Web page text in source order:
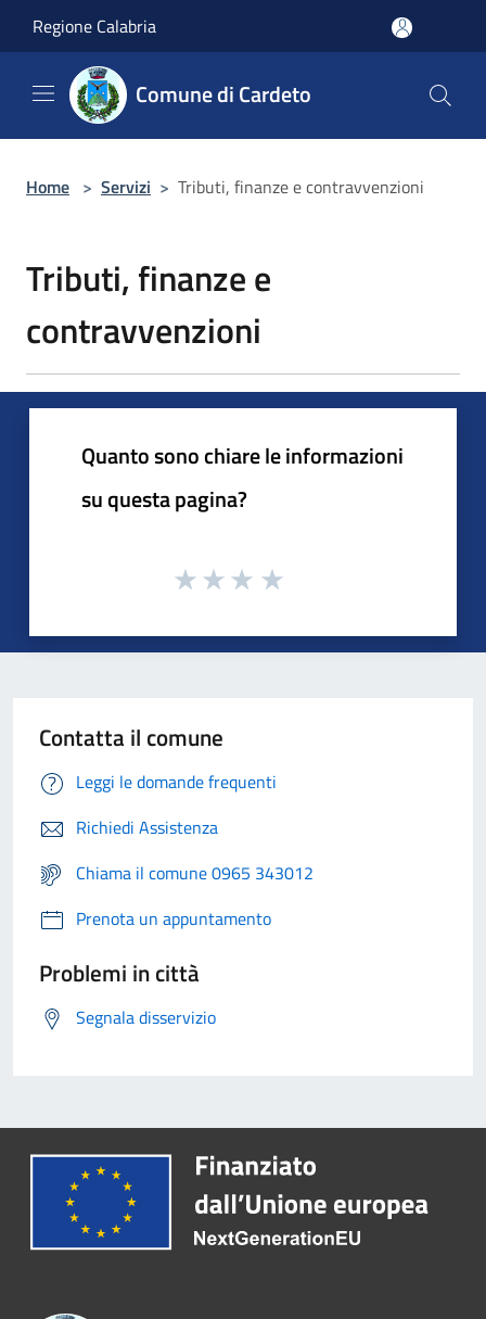
Regione Calabria
Comune di Cardeto
Home > Servizi > Tributi, finanze e contravvenzioni
Tributi, finanze e
contravvenzioni
Quanto sono chiare le informazioni
su questa pagina?
Contatta il comune
Leggi le domande frequenti
Richiedi Assistenza
Chiama il comune 0965 343012
Prenota un appuntamento
Problemi in città
Segnala disservizio